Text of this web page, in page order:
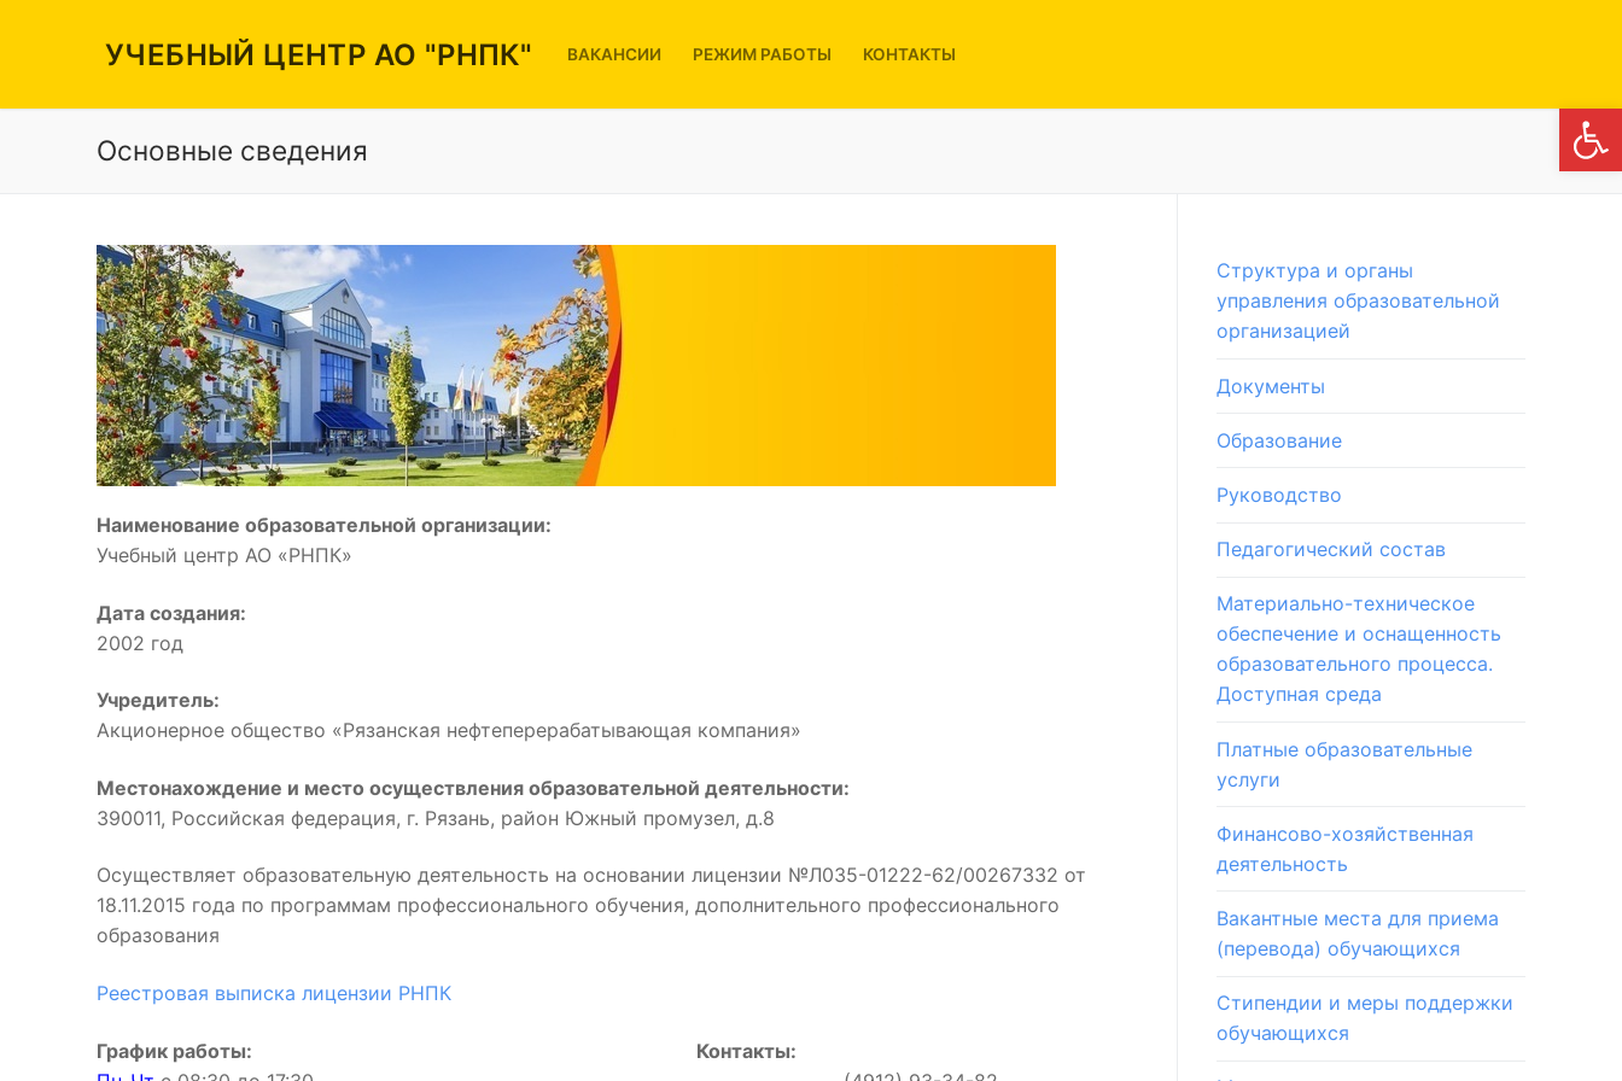
УЧЕБНЫЙ ЦЕНТР АО "РНПК" ВАКАНСИИ РЕЖИМ РАБОТЫ КОНТАКТЫ
Вакансии
Режим работы
Контакты
Основные сведения
Наименование образовательной организации:
Учебный центр АО «РНПК»
Дата создания:
2002 год
Учредитель:
Акционерное общество «Рязанская нефтеперерабатывающая компания»
Местонахождение и место осуществления образовательной деятельности:
390011, Российская федерация, г. Рязань, район Южный промузел, д.8
Осуществляет образовательную деятельность на основании лицензии №Л035-01222-62/00267332 от
18.11.2015 года по программам профессионального обучения, дополнительного профессионального
образования
Реестровая выписка лицензии РНПК
График работы: Контакты:
Структура и органы
управления образовательной
организацией
Документы
Образование
Руководство
Педагогический состав
Материально-техническое
обеспечение и оснащенность
образовательного процесса.
Доступная среда
Платные образовательные
услуги
Финансово-хозяйственная
деятельность
Вакантные места для приема
(перевода) обучающихся
Стипендии и меры поддержки
обучающихся